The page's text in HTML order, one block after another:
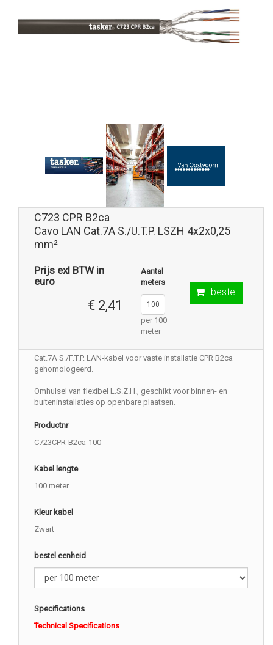
C723 CPR B2ca
Cavo LAN Cat.7A S./U.T.P. LSZH 4x2x0,25
mm²
Prijs exl BTW in
euro
€ 2,41
Aantal
meters
per 100
meter
bestel
Cat.7A S./F.T.P. LAN-kabel voor vaste installatie CPR B2ca
gehomologeerd.
Omhulsel van flexibel L.S.Z.H., geschikt voor binnen- en
buiteninstallaties op openbare plaatsen.
Productnr
C723CPR-B2ca-100
Kabel lengte
100 meter
Kleur kabel
Zwart
bestel eenheid
Specifications
Technical Specifications